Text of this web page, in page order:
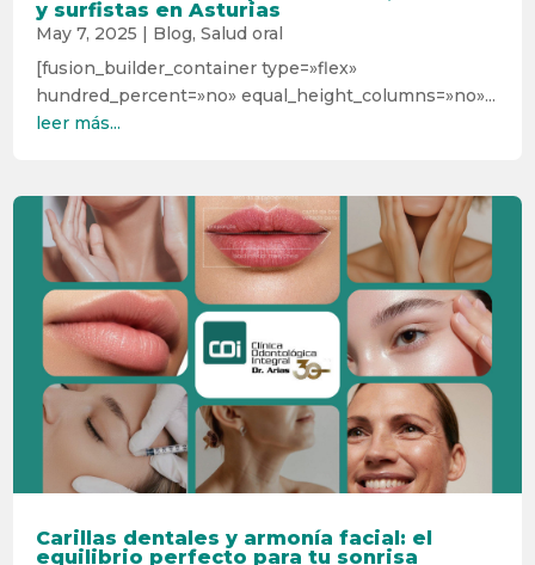
y surfistas en Asturias
May 7, 2025 | Blog,Salud oral
[fusion_builder_container type=»flex»
hundred_percent=»no» equal_height_columns=»no»...
leer más...
Carillas dentales y armonía facial: el
equilibrio perfecto para tu sonrisa